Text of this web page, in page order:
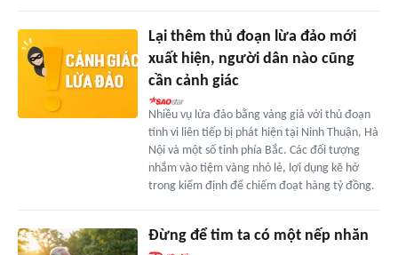
Lại thêm thủ đoạn lừa đảo mới
xuất hiện, người dân nào cũng
cần cảnh giác
Nhiều vụ lừa đảo bằng vàng giả với thủ đoạn
tinh vi liên tiếp bị phát hiện tại Ninh Thuận, Hà
Nội và một số tỉnh phía Bắc. Các đối tượng
nhắm vào tiệm vàng nhỏ lẻ, lợi dụng kẽ hở
trong kiểm định để chiếm đoạt hàng tỷ đồng.
Đừng để tim ta có một nếp nhăn